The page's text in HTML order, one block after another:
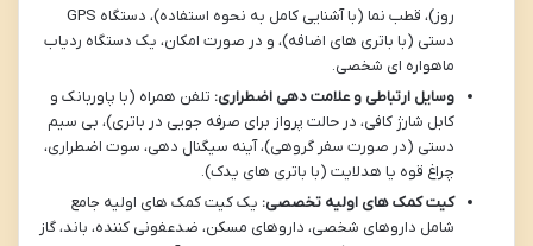
روز)، قطب نما (با آشنایی کامل به نحوه استفاده)، دستگاه GPS
دستی (با باتری های اضافه)، و در صورت امکان، یک دستگاه ردیاب
ماهواره ای شخصی.
وسایل ارتباطی و علامت دهی اضطراری: تلفن همراه (با پاوربانک و
کابل شارژ کافی، در حالت پرواز برای صرفه جویی در باتری)، بی سیم
دستی (در صورت سفر گروهی)، آینه سیگنال دهی، سوت اضطراری،
چراغ قوه یا هدلایت (با باتری های یدک).
کیت کمک های اولیه تخصصی: یک کیت کمک های اولیه جامع
شامل داروهای شخصی، داروهای مسکن، ضدعفونی کننده، باند، گاز